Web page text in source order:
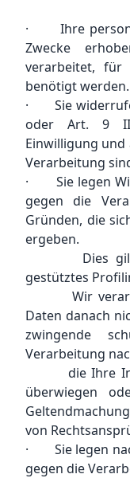
· Ihre
Zwecke
verarbeitet,
benötigt werden.
· Sie
oder Art. 9 II
Einwilligung
Verarbeitung
· Sie legen
gegen die
Gründen, die
ergeben.
Dies gilt
gestütztes
Wir
Daten danach
zwingende
Verarbeitung
die Ihre
überwiegen
von
· Sie legen
gegen die